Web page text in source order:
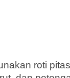
roti